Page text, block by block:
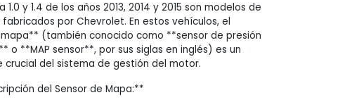
1.0 y 1.4 de los años 2013, 2014 y 2015 son modelos de
por Chevrolet. En estos vehículos, el
(también conocido como **sensor de presión
o **MAP sensor**, por sus siglas en inglés) es un
crucial del sistema de gestión del motor.
del Sensor de Mapa:**